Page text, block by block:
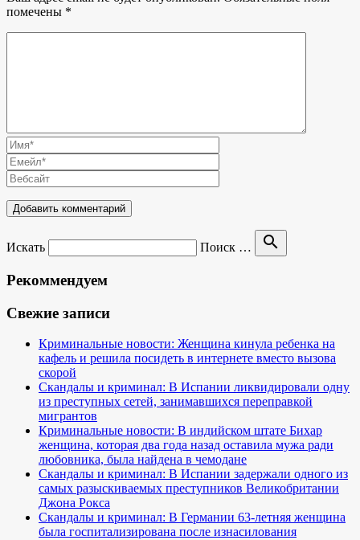
помечены *
Искать Поиск … search
Рекоммендуем
Свежие записи
Криминальные новости: Женщина кинула ребенка на
кафель и решила посидеть в интернете вместо вызова
скорой
Скандалы и криминал: В Испании ликвидировали одну
из преступных сетей, занимавшихся переправкой
мигрантов
Криминальные новости: В индийском штате Бихар
женщина, которая два года назад оставила мужа ради
любовника, была найдена в чемодане
Скандалы и криминал: В Испании задержали одного из
самых разыскиваемых преступников Великобритании
Джона Рокса
Скандалы и криминал: В Германии 63-летняя женщина
была госпитализирована после изнасилования